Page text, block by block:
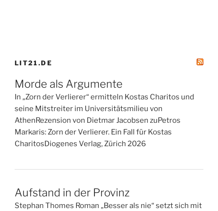
LIT21.DE
Morde als Argumente
In „Zorn der Verlierer“ ermitteln Kostas Charitos und
seine Mitstreiter im Universitätsmilieu von
AthenRezension von Dietmar Jacobsen zuPetros
Markaris: Zorn der Verlierer. Ein Fall für Kostas
CharitosDiogenes Verlag, Zürich 2026
Aufstand in der Provinz
Stephan Thomes Roman „Besser als nie“ setzt sich mit